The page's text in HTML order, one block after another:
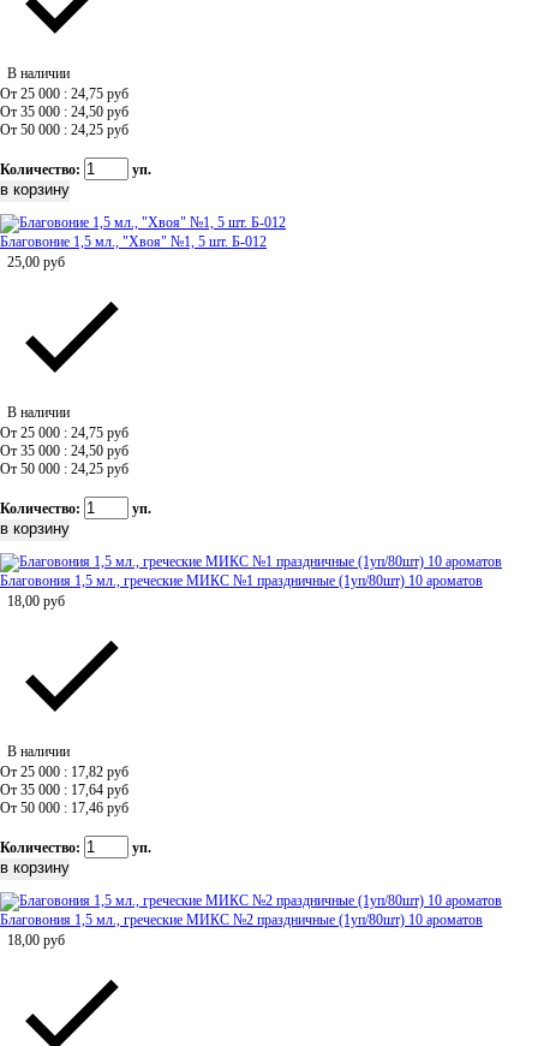
В наличии
От 25 000 : 24,75 руб
От 35 000 : 24,50 руб
От 50 000 : 24,25 руб
Количество: уп.
Благовоние 1,5 мл., "Хвоя" №1, 5 шт. Б-012
25,00 руб
В наличии
От 25 000 : 24,75 руб
От 35 000 : 24,50 руб
От 50 000 : 24,25 руб
Количество: уп.
Благовония 1,5 мл., греческие МИКС №1 праздничные (1уп/80шт) 10 ароматов
18,00 руб
В наличии
От 25 000 : 17,82 руб
От 35 000 : 17,64 руб
От 50 000 : 17,46 руб
Количество: уп.
Благовония 1,5 мл., греческие МИКС №2 праздничные (1уп/80шт) 10 ароматов
18,00 руб